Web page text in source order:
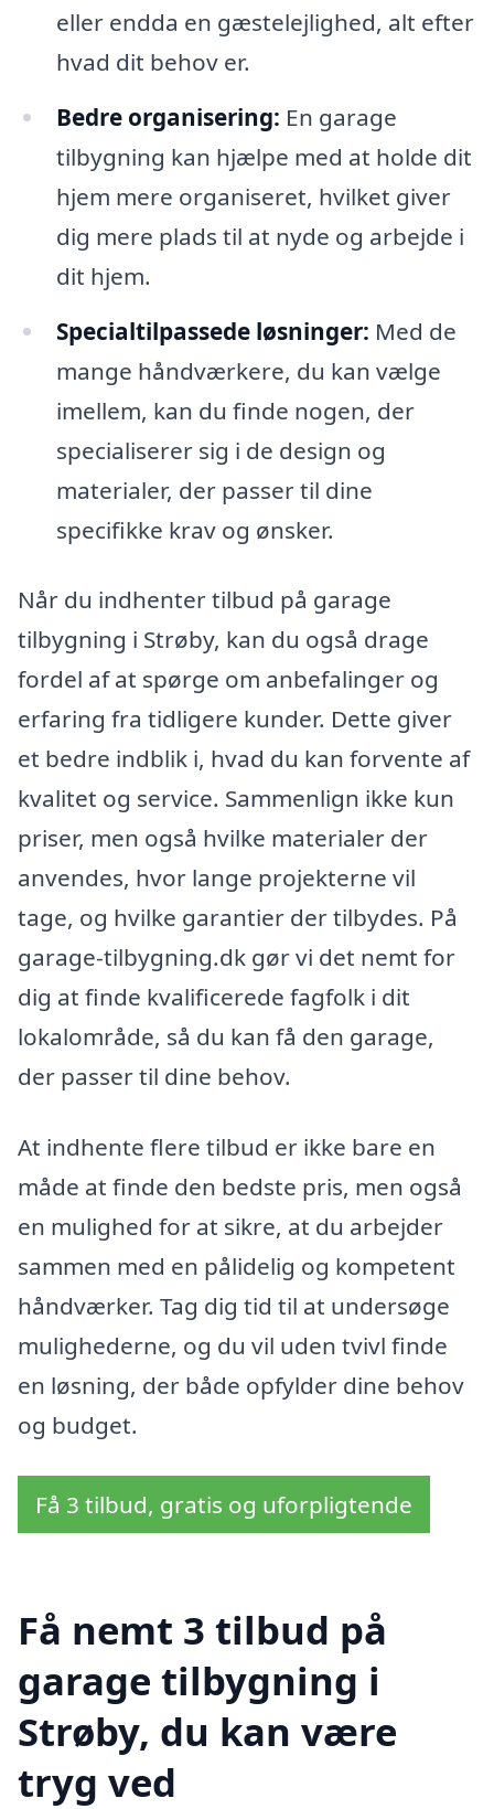
eller endda en gæstelejlighed, alt efter
hvad dit behov er.
Bedre organisering: En garage
tilbygning kan hjælpe med at holde dit
hjem mere organiseret, hvilket giver
dig mere plads til at nyde og arbejde i
dit hjem.
Specialtilpassede løsninger: Med de
mange håndværkere, du kan vælge
imellem, kan du finde nogen, der
specialiserer sig i de design og
materialer, der passer til dine
specifikke krav og ønsker.
Når du indhenter tilbud på garage
tilbygning i Strøby, kan du også drage
fordel af at spørge om anbefalinger og
erfaring fra tidligere kunder. Dette giver
et bedre indblik i, hvad du kan forvente af
kvalitet og service. Sammenlign ikke kun
priser, men også hvilke materialer der
anvendes, hvor lange projekterne vil
tage, og hvilke garantier der tilbydes. På
garage-tilbygning.dk gør vi det nemt for
dig at finde kvalificerede fagfolk i dit
lokalområde, så du kan få den garage,
der passer til dine behov.
At indhente flere tilbud er ikke bare en
måde at finde den bedste pris, men også
en mulighed for at sikre, at du arbejder
sammen med en pålidelig og kompetent
håndværker. Tag dig tid til at undersøge
mulighederne, og du vil uden tvivl finde
en løsning, der både opfylder dine behov
og budget.
Få 3 tilbud, gratis og uforpligtende
Få nemt 3 tilbud på
garage tilbygning i
Strøby, du kan være
tryg ved